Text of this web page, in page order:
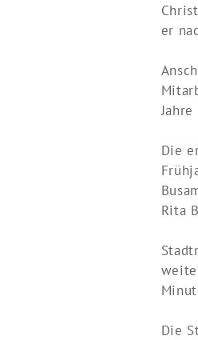
er
Die
Rita
Die